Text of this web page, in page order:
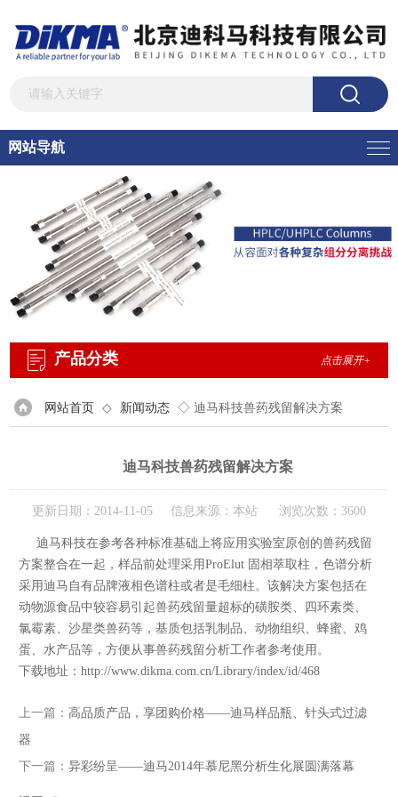
网站导航
产品分类 点击展开+
网站首页 ◇ 新闻动态 ◇ 迪马科技兽药残留解决方案
迪马科技兽药残留解决方案
更新日期：2014-11-05 信息来源：本站 浏览次数：3600
迪马科技在参考各种标准基础上将应用实验室原创的兽药残留
方案整合在一起，样品前处理采用ProElut 固相萃取柱，色谱分析
采用迪马自有品牌液相色谱柱或者是毛细柱。该解决方案包括在
动物源食品中较容易引起兽药残留量超标的磺胺类、四环素类、
氯霉素、沙星类兽药等，基质包括乳制品、动物组织、蜂蜜、鸡
蛋、水产品等，方便从事兽药残留分析工作者参考使用。
下载地址：http://www.dikma.com.cn/Library/index/id/468
上一篇： 高品质产品，享团购价格——迪马样品瓶、针头式过滤
器
下一篇：异彩纷呈——迪马2014年慕尼黑分析生化展圆满落幕